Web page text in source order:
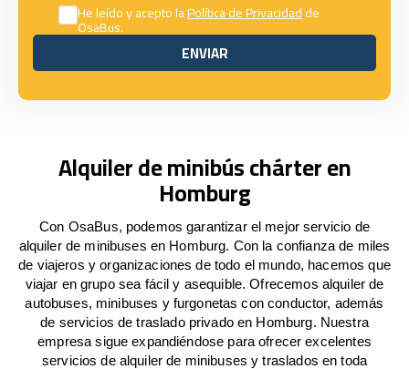
He leído y acepto laPolítica de Privacidadde
OsaBus.
ENVIAR
ENVIAR
Alquiler de minibús chárter en
Homburg
Con OsaBus, podemos garantizar el mejor servicio de
alquiler de minibuses en Homburg. Con la confianza de miles
de viajeros y organizaciones de todo el mundo, hacemos que
viajar en grupo sea fácil y asequible. Ofrecemos alquiler de
autobuses, minibuses y furgonetas con conductor, además
de servicios de traslado privado en Homburg. Nuestra
empresa sigue expandiéndose para ofrecer excelentes
servicios de alquiler de minibuses y traslados en toda